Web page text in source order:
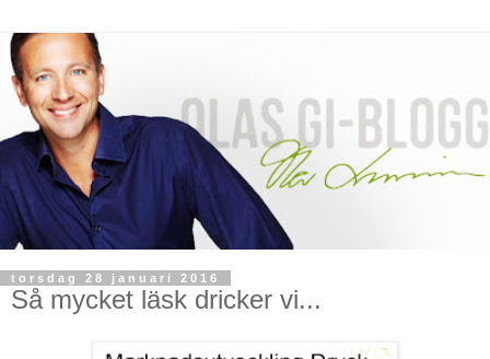
torsdag 28 januari 2016
Så mycket läsk dricker vi...